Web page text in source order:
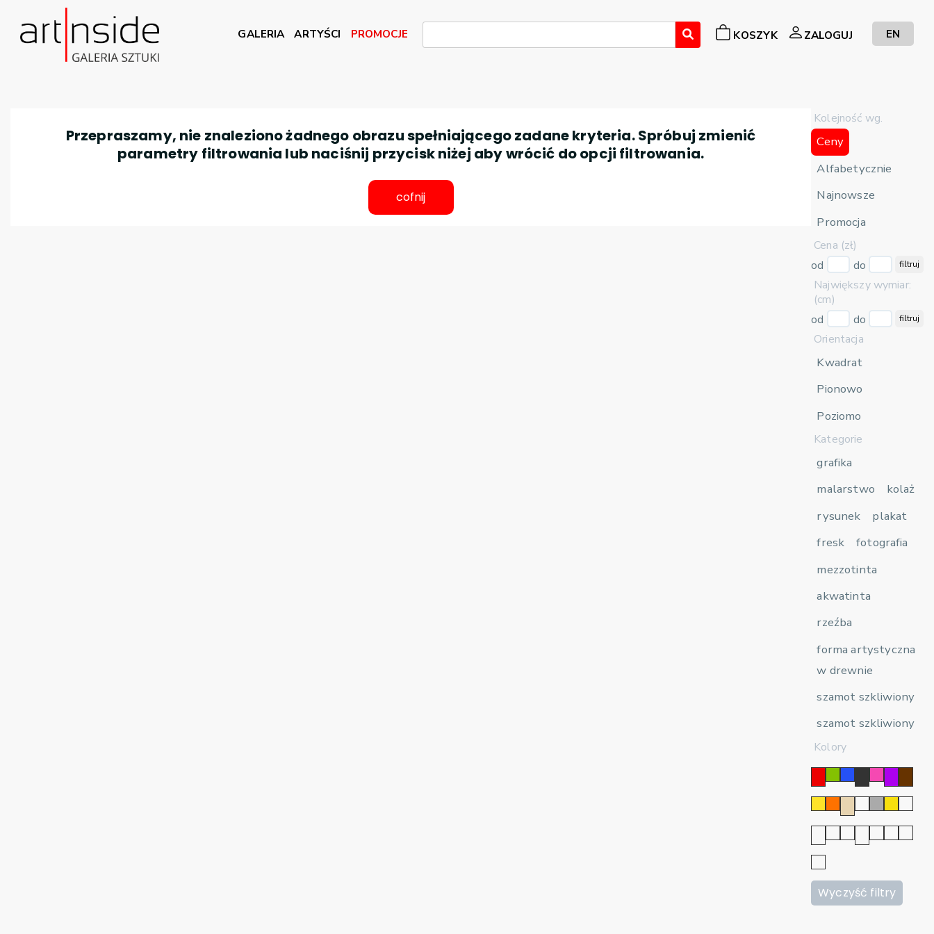
GALERIA ARTYŚCI PROMOCJE KOSZYK ZALOGUJ EN
Kolejność wg.
Ceny
Alfabetycznie
Najnowsze
Promocja
Cena (zł)
od
do filtruj
Największy wymiar:
(cm)
od
do filtruj
Orientacja
Kwadrat
Pionowo
Poziomo
Kategorie
grafika
malarstwo
kolaż
rysunek
plakat
fresk
fotografia
mezzotinta
akwatinta
rzeźba
forma artystyczna
w drewnie
szamot szkliwiony
szamot szkliwiony
Kolory
Wyczyść filtry
Przepraszamy, nie znaleziono żadnego obrazu spełniającego zadane kryteria. Spróbuj zmienić
parametry filtrowania lub naciśnij przycisk niżej aby wrócić do opcji filtrowania.
cofnij